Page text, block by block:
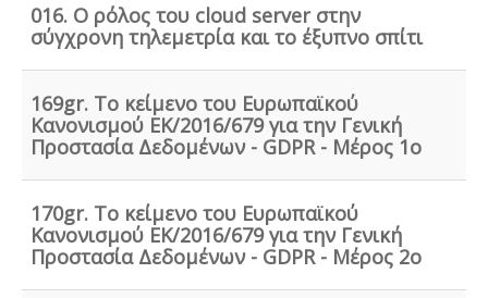
Κτηματολόγιο - .Η υποβολή δηλώσεων στο
αποφευχθεί η ταλαιπωρία είναι να υποβληθεί η
δήλωση ηλεκτρονικά μέσω ίντερνετ.
Μελέτη επικινδυνότητας λεγιονέλλα - .Η υγειονομική
αναγνώριση και μελέτη εκτίμησης του κινδύνου από
016. Ο ρόλος του cloud server στην
σύγχρονη τηλεμετρία και το έξυπνο σπίτι
169gr. Το κείμενο του Ευρωπαϊκού
Κανονισμού ΕΚ/2016/679 για την Γενική
Προστασία Δεδομένων - GDPR - Μέρος 1ο
170gr. Το κείμενο του Ευρωπαϊκού
Κανονισμού ΕΚ/2016/679 για την Γενική
Προστασία Δεδομένων - GDPR - Μέρος 2ο